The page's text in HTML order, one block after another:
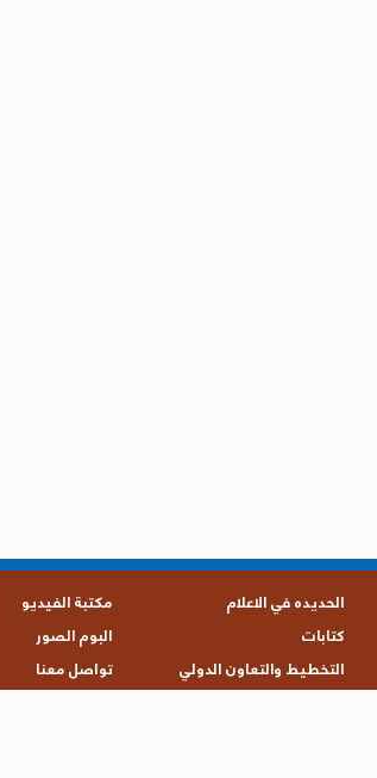
الحديده في الاعلام
كتابات
التخطيط والتعاون الدولي
مكتبة الفيديو
البوم الصور
تواصل معنا